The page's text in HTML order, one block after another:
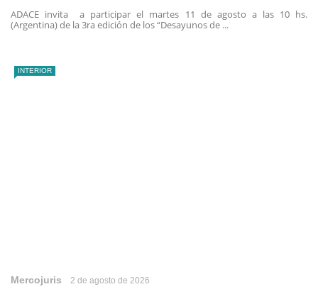
ADACE invita a participar el martes 11 de agosto a las 10 hs.
(Argentina) de la 3ra edición de los “Desayunos de ...
INTERIOR
Mercojuris 2 de agosto de 2026